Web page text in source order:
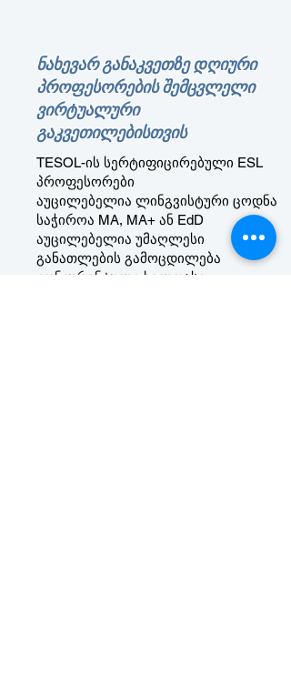
ნახევარ განაკვეთზე დღიური
პროფესორების შემცვლელი
ვირტუალური
გაკვეთილებისთვის
TESOL-ის სერტიფიცირებული ESL
პროფესორები
აუცილებელია ლინგვისტური ცოდნა
საჭიროა MA, MA+ ან EdD
აუცილებელია უმაღლესი
განათლების გამოცდილება
კონკურენტული ხელფასი -